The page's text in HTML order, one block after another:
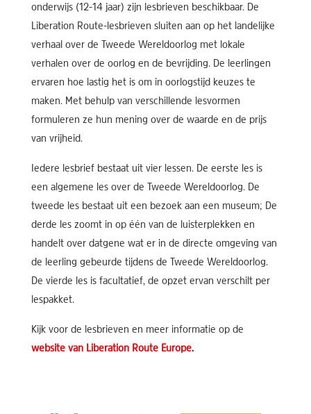
onderwijs (12-14 jaar) zijn lesbrieven beschikbaar. De
Liberation Route-lesbrieven sluiten aan op het landelijke
verhaal over de Tweede Wereldoorlog met lokale
verhalen over de oorlog en de bevrijding. De leerlingen
ervaren hoe lastig het is om in oorlogstijd keuzes te
maken. Met behulp van verschillende lesvormen
formuleren ze hun mening over de waarde en de prijs
van vrijheid.
Iedere lesbrief bestaat uit vier lessen. De eerste les is
een algemene les over de Tweede Wereldoorlog. De
tweede les bestaat uit een bezoek aan een museum; De
derde les zoomt in op één van de luisterplekken en
handelt over datgene wat er in de directe omgeving van
de leerling gebeurde tijdens de Tweede Wereldoorlog.
De vierde les is facultatief, de opzet ervan verschilt per
lespakket.
Kijk voor de lesbrieven en meer informatie op de
website van Liberation Route Europe.